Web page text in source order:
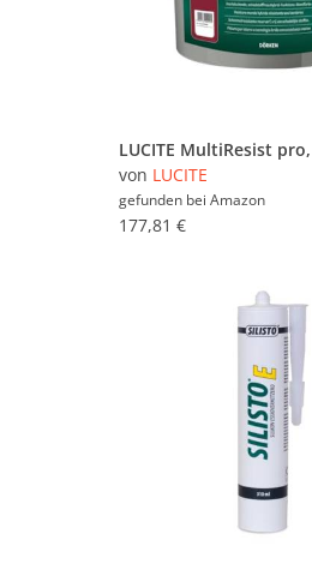
von LUCITE
gefunden bei Amazon
177,81 €